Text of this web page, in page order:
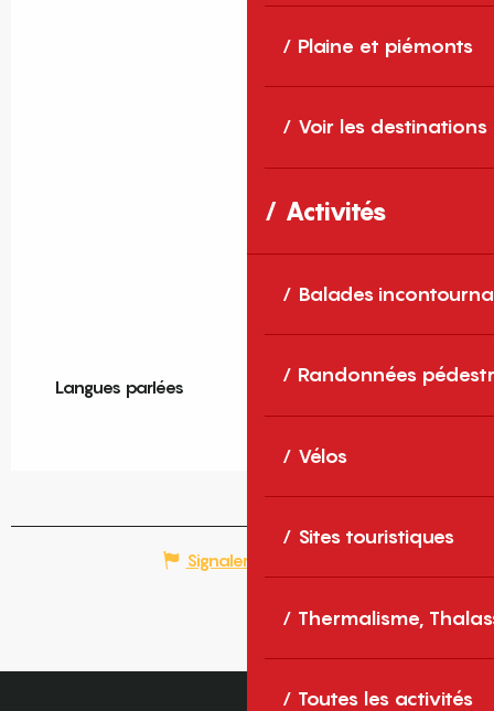
Plaine et piémonts
Voir les destinations
Activités
Balades
Randonnées
Vélos
Sites touristiques
Thermalisme,
Toutes les activités
Langues parlées
Langues parlées
Signaler une erreur